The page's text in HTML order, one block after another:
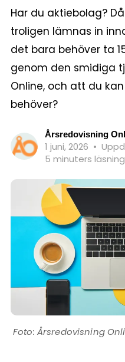
Har du aktiebolag?
troligen lämnas in
det bara behöver ta
genom den smidiga
Online, och att du
behöver?
Årsredovisning
1 juni, 2026 •
5 minuters läsning
Årsredovisning